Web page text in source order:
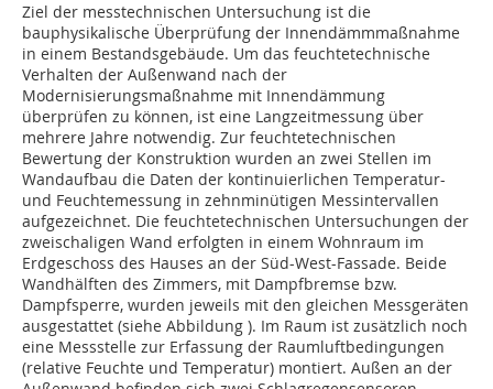
Ziel der messtechnischen Untersuchung ist die
bauphysikalische Überprüfung der Innendämmmaßnahme
in einem Bestandsgebäude. Um das feuchtetechnische
Verhalten der Außenwand nach der
Modernisierungsmaßnahme mit Innendämmung
überprüfen zu können, ist eine Langzeitmessung über
mehrere Jahre notwendig. Zur feuchtetechnischen
Bewertung der Konstruktion wurden an zwei Stellen im
Wandaufbau die Daten der kontinuierlichen Temperatur-
und Feuchtemessung in zehnminütigen Messintervallen
aufgezeichnet. Die feuchtetechnischen Untersuchungen der
zweischaligen Wand erfolgten in einem Wohnraum im
Erdgeschoss des Hauses an der Süd-West-Fassade. Beide
Wandhälften des Zimmers, mit Dampfbremse bzw.
Dampfsperre, wurden jeweils mit den gleichen Messgeräten
ausgestattet (siehe Abbildung ). Im Raum ist zusätzlich noch
eine Messstelle zur Erfassung der Raumluftbedingungen
(relative Feuchte und Temperatur) montiert. Außen an der